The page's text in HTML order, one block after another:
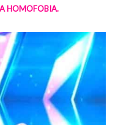
HOMOFOBIA.